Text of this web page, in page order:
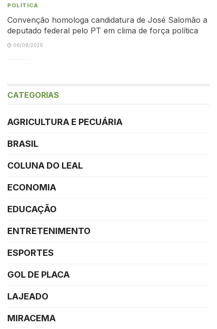
POLÍTICA
Convenção homologa candidatura de José Salomão a
deputado federal pelo PT em clima de força política
06/08/2026
CATEGORIAS
AGRICULTURA E PECUÁRIA
BRASIL
COLUNA DO LEAL
ECONOMIA
EDUCAÇÃO
ENTRETENIMENTO
ESPORTES
GOL DE PLACA
LAJEADO
MIRACEMA